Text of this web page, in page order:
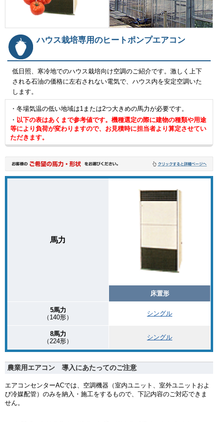
ハウス栽培専用のヒートポンプエアコン
低日照、寒冷地でのハウス栽培向け空調のご紹介です。激しく上下
される石油の価格に左右されない電気で、ハウス内を安定空調いた
します。
・冬場気温の低い地域は1または2つ大きめの馬力が必要です。
・ 以下の表はあくまで参考値です。機種選定の際に建物の種類や用途
等により負荷が変わりますので、お見積時に担当者より算定させてい
ただきます。
馬力
床置形
5馬力
（140形）
シングル
8馬力
（224形）
シングル
農業用エアコン 導入にあたってのご注意
エアコンセンターACでは、空調機器（室内ユニット、室外ユニットおよ
び冷媒配管）のみを納入・施工をするもので、下記内容のご対応できま
せん。